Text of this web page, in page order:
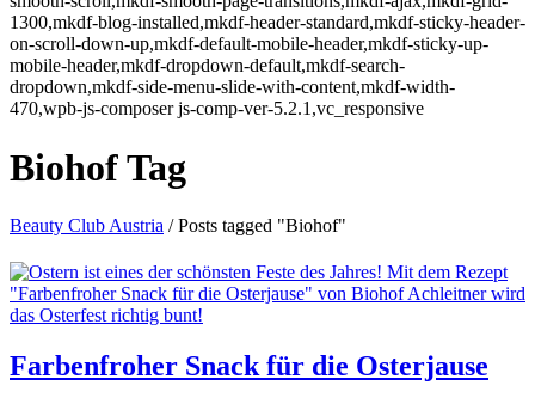
1300,mkdf-blog-installed,mkdf-header-standard,mkdf-sticky-header-
on-scroll-down-up,mkdf-default-mobile-header,mkdf-sticky-up-
mobile-header,mkdf-dropdown-default,mkdf-search-
dropdown,mkdf-side-menu-slide-with-content,mkdf-width-
470,wpb-js-composer js-comp-ver-5.2.1,vc_responsive
Biohof Tag
Beauty Club Austria /Posts tagged "Biohof"
Farbenfroher Snack für die Osterjause